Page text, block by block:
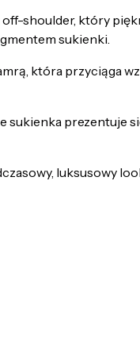
shoulder, który
sukienki.
która przyciąga
sukienka
luksusowy